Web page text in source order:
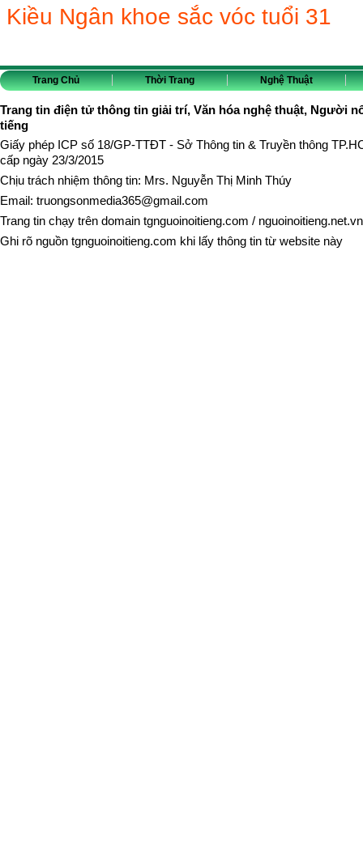
Kiều Ngân khoe sắc vóc tuổi 31
Trang Chủ Thời Trang Nghệ Thuật
Trang tin điện tử thông tin giải trí, Văn hóa nghệ thuật, Người
tiếng
Giấy phép ICP số 18/GP-TTĐT - Sở Thông tin & Truyền thông
cấp ngày 23/3/2015
Chịu trách nhiệm thông tin: Mrs. Nguyễn Thị Minh Thúy
Email: truongsonmedia365@gmail.com
Trang tin chạy trên domain tgnguoinoitieng.com / nguoinoitieng.net.vn
Ghi rõ nguồn tgnguoinoitieng.com khi lấy thông tin từ website này